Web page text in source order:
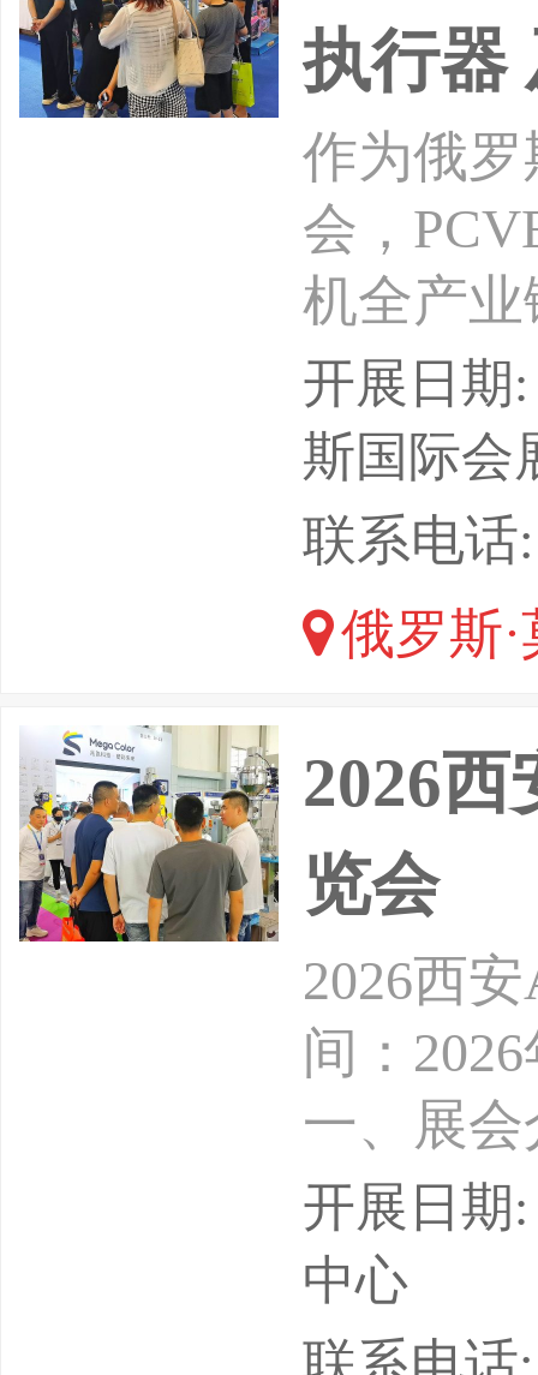
执行器
作为俄
会，
机全产
于一体
核心渠
求。俄
存在刚
天然气
核心客
开展日期
斯国际会
联系电话
俄罗斯·
2026
览会
2026西
间：
一、展
核心承
算”专项
中国，
开展日期
中心